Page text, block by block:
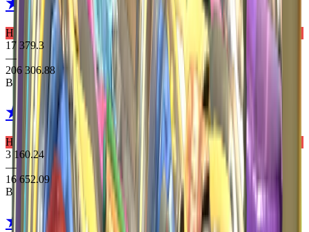
★ Sport Gloves Amphibious
Надзвичайне Рукавички
17 379.3
—
206 306.88
Выпадает из 2 кейсів
★ Hand Wraps Arboreal
Надзвичайне Рукавички
3 160.24
—
16 652.09
Выпадает из 2 кейсів
★ Specialist Gloves Mogul